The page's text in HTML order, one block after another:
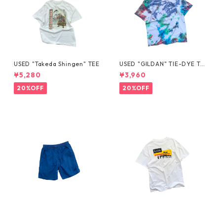
USED "Takeda Shingen" TEE
¥5,280
20%OFF
USED "GILDAN" TIE-DYE TE
E
¥3,960
20%OFF